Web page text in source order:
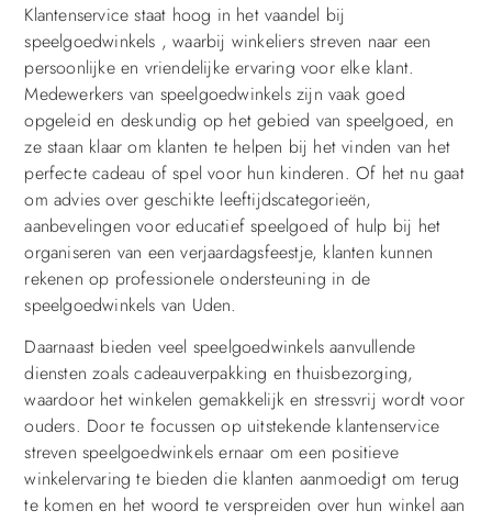
Klantenservice staat hoog in het vaandel bij
speelgoedwinkels , waarbij winkeliers streven naar een
persoonlijke en vriendelijke ervaring voor elke klant.
Medewerkers van speelgoedwinkels zijn vaak goed
opgeleid en deskundig op het gebied van speelgoed, en
ze staan klaar om klanten te helpen bij het vinden van het
perfecte cadeau of spel voor hun kinderen. Of het nu gaat
om advies over geschikte leeftijdscategorieën,
aanbevelingen voor educatief speelgoed of hulp bij het
organiseren van een verjaardagsfeestje, klanten kunnen
rekenen op professionele ondersteuning in de
speelgoedwinkels van Uden.
Daarnaast bieden veel speelgoedwinkels aanvullende
diensten zoals cadeauverpakking en thuisbezorging,
waardoor het winkelen gemakkelijk en stressvrij wordt voor
ouders. Door te focussen op uitstekende klantenservice
streven speelgoedwinkels ernaar om een positieve
winkelervaring te bieden die klanten aanmoedigt om terug
te komen en het woord te verspreiden over hun winkel aan